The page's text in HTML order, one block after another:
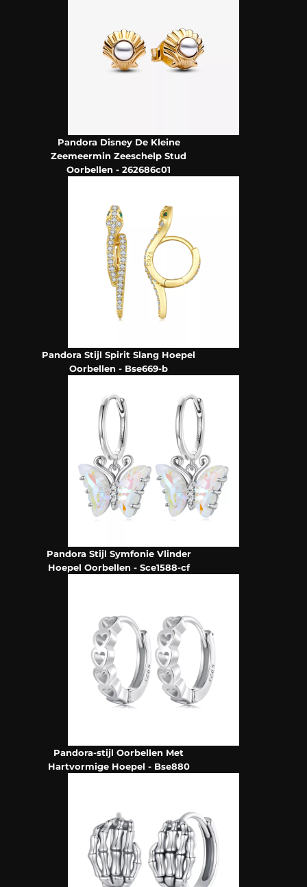
Pandora Disney De Kleine
Zeemeermin Zeeschelp Stud
Oorbellen - 262686c01
Pandora Stijl Spirit Slang Hoepel
Oorbellen - Bse669-b
Pandora Stijl Symfonie Vlinder
Hoepel Oorbellen - Sce1588-cf
Pandora-stijl Oorbellen Met
Hartvormige Hoepel - Bse880